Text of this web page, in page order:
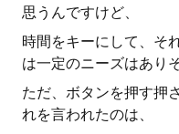
思うんですけど、
時間をキーにして、そ
は一定のニーズはあり
ただ、ボタンを押す押
れを言われたのは、